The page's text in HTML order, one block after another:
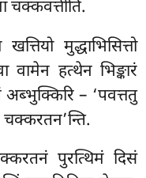
चक्कवत्तीति.
मुद्धाभिसित्तो
वामेन हत्थेन भिङ्कारं
– ‘पवत्ततु
पुरत्थिमं दिसं